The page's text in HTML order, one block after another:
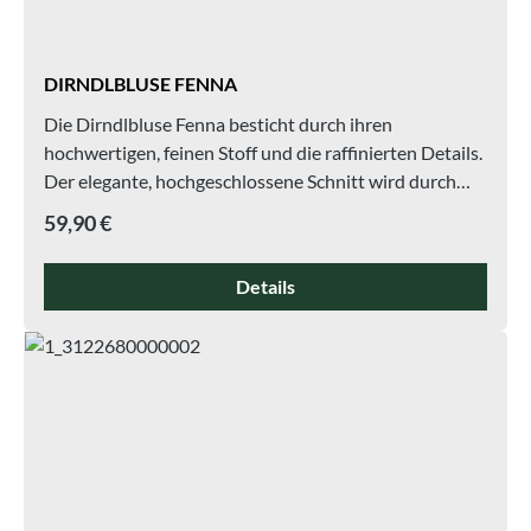
DIRNDLBLUSE FENNA
Die Dirndlbluse Fenna besticht durch ihren
hochwertigen, feinen Stoff und die raffinierten Details.
Der elegante, hochgeschlossene Schnitt wird durch
Ausschnitt betont und verleiht der Bluse einen
stilvollen, femininen Charakter. Die verspielten
Flügelärmel setzen charmante Akzente und verleihen
für jedes Dirndl, unterstreicht sie klassische
Regulärer Preis:
59,90 €
Details